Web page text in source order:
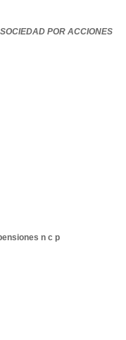
POR ACCIONES
n c p